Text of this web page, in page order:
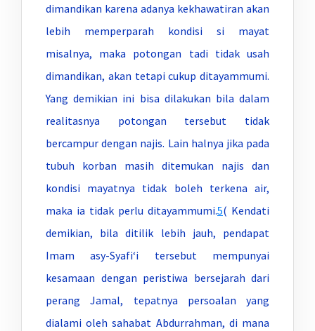
dimandikan karena adanya kekhawatiran akan
lebih memperparah kondisi si mayat
misalnya, maka potongan tadi tidak usah
dimandikan, akan tetapi cukup ditayammumi.
Yang demikian ini bisa dilakukan bila dalam
realitasnya potongan tersebut tidak
bercampur dengan najis. Lain halnya jika pada
tubuh korban masih ditemukan najis dan
kondisi mayatnya tidak boleh terkena air,
maka ia tidak perlu ditayammumi.5( Kendati
demikian, bila ditilik lebih jauh, pendapat
Imam asy-Syafi‘i tersebut mempunyai
kesamaan dengan peristiwa bersejarah dari
perang Jamal, tepatnya persoalan yang
dialami oleh sahabat Abdurrahman, di mana